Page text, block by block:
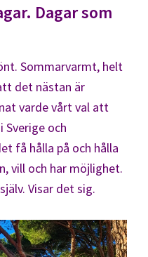
Dagar som
Sommarvarmt, helt
det nästan är
varde vårt val att
och
få hålla på och hålla
vill och har möjlighet.
Visar det sig.